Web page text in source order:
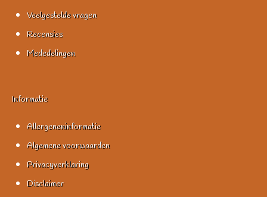
Veelgestelde vragen
Recensies
Mededelingen
Informatie
Allergeneninformatie
Algemene voorwaarden
Privacyverklaring
Disclaimer